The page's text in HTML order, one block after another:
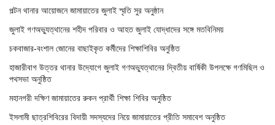
পল্টন থানার আয়োজনে জামায়াতের জুলাই স্মৃতি সুর অনুষ্ঠান
জুলাই গণঅভ্যুত্থানের শহীদ পরিবার ও আহত জুলাই যোদ্ধাদের সঙ্গে মতবিনিময়
চকবাজার-বংশাল জোনের বাছাইকৃত কর্মীদের শিক্ষাশিবির অনুষ্ঠিত
হাজারীবাগ উত্তর থানার উদ্যোগে জুলাই গণঅভ্যুত্থানের দ্বিতীয় বার্ষিকী উপলক্ষে গণমিছিল ও
পথসভা অনুষ্ঠিত
মহানগরী দক্ষিণ জামায়াতের রুকন প্রার্থী শিক্ষা শিবির অনুষ্ঠিত
ইসলামী ছাত্রশিবিরের বিদায়ী সদস্যদের নিয়ে জামায়াতের প্রীতি সমাবেশ অনুষ্ঠিত